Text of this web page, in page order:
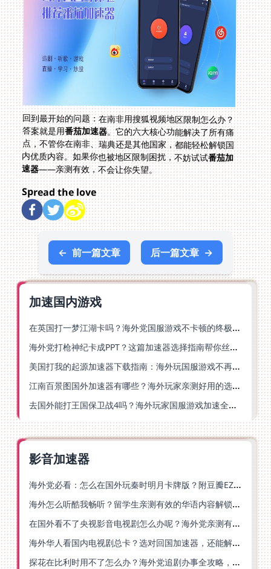
回到最开始的问题：在南非用搜狐视频地区限制怎么办？
答案就是用番茄加速器。它的六大核心功能解决了所有痛
点，不管你在南非、瑞典还是其他国家，都能轻松解锁国
内优质内容。如果你也被地区限制困扰，不妨试试番茄加
速器——亲测有效，不会让你失望。
Spread the love
← 前一篇文章 后一篇文章 →
加速国内游戏
在英国打一梦江湖卡吗？海外党国服游戏不卡顿的终极解法
海外党打枪神纪卡成PPT？这篇加速器选择指南帮你丝滑上分
美国打我的起源加速器下载指南：海外玩国服游戏不再卡的终极方案
江南百景图国外加速器有哪些？海外玩家亲测好用的选择与避坑指南
去国外能打王国保卫战4吗？海外玩家国服游戏加速全攻略（附公主连结幻想江湖实测）
影音加速器
海外党必看：怎么在国外玩秦时明月卡牌版？附豆瓣EZCast地区限制破解法
海外怎么听酷我畅听？留学生亲测有效的华语内容解锁指南
在国外看不了央视影音电视剧怎么办呢？海外党亲测有效的回国加速方案
海外华人看国内电视剧总卡？选对回国加速器，还能解决菲律宾打不开反诈中心的问题
探花在比利时用不了怎么办？海外党追剧办事全攻略，选对加速器就够了